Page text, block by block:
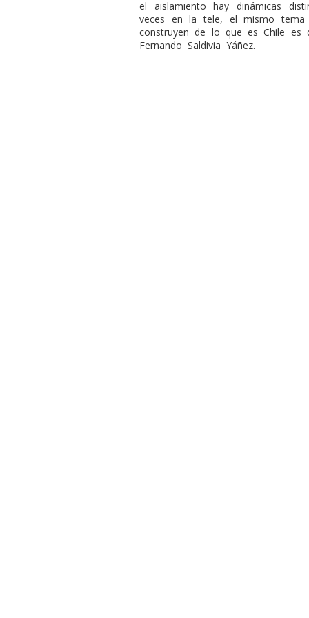
el aislamiento hay dinámicas
veces en la tele, el mismo tema
construyen de lo que es Chile es
Fernando Saldivia Yáñez.